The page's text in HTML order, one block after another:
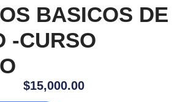
BASICOS DE
-CURSO
$15,000.00